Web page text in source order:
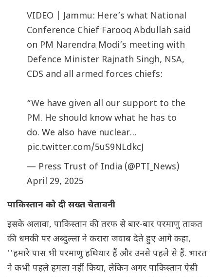
VIDEO | Jammu: Here’s what National
Conference Chief Farooq Abdullah said
on PM Narendra Modi’s meeting with
Defence Minister Rajnath Singh, NSA,
CDS and all armed forces chiefs:
“We have given all our support to the
PM. He should know what he has to
do. We also have nuclear…
pic.twitter.com/5uS9NLdkcJ
— Press Trust of India (@PTI_News)
April 29, 2025
पाकिस्तान को दी सख्त चेतावनी
इसके अलावा, पाकिस्तान की तरफ से बार-बार परमाणु ताकत
की धमकी पर अब्दुल्ला ने करारा जवाब देते हुए आगे कहा,
''हमारे पास भी परमाणु हथियार हैं और उनसे पहले से हैं. भारत
ने कभी पहले हमला नहीं किया, लेकिन अगर पाकिस्तान ऐसी